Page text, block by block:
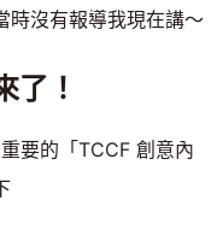
時沒有報導我現在講～
了！
要的「TCCF 創意內